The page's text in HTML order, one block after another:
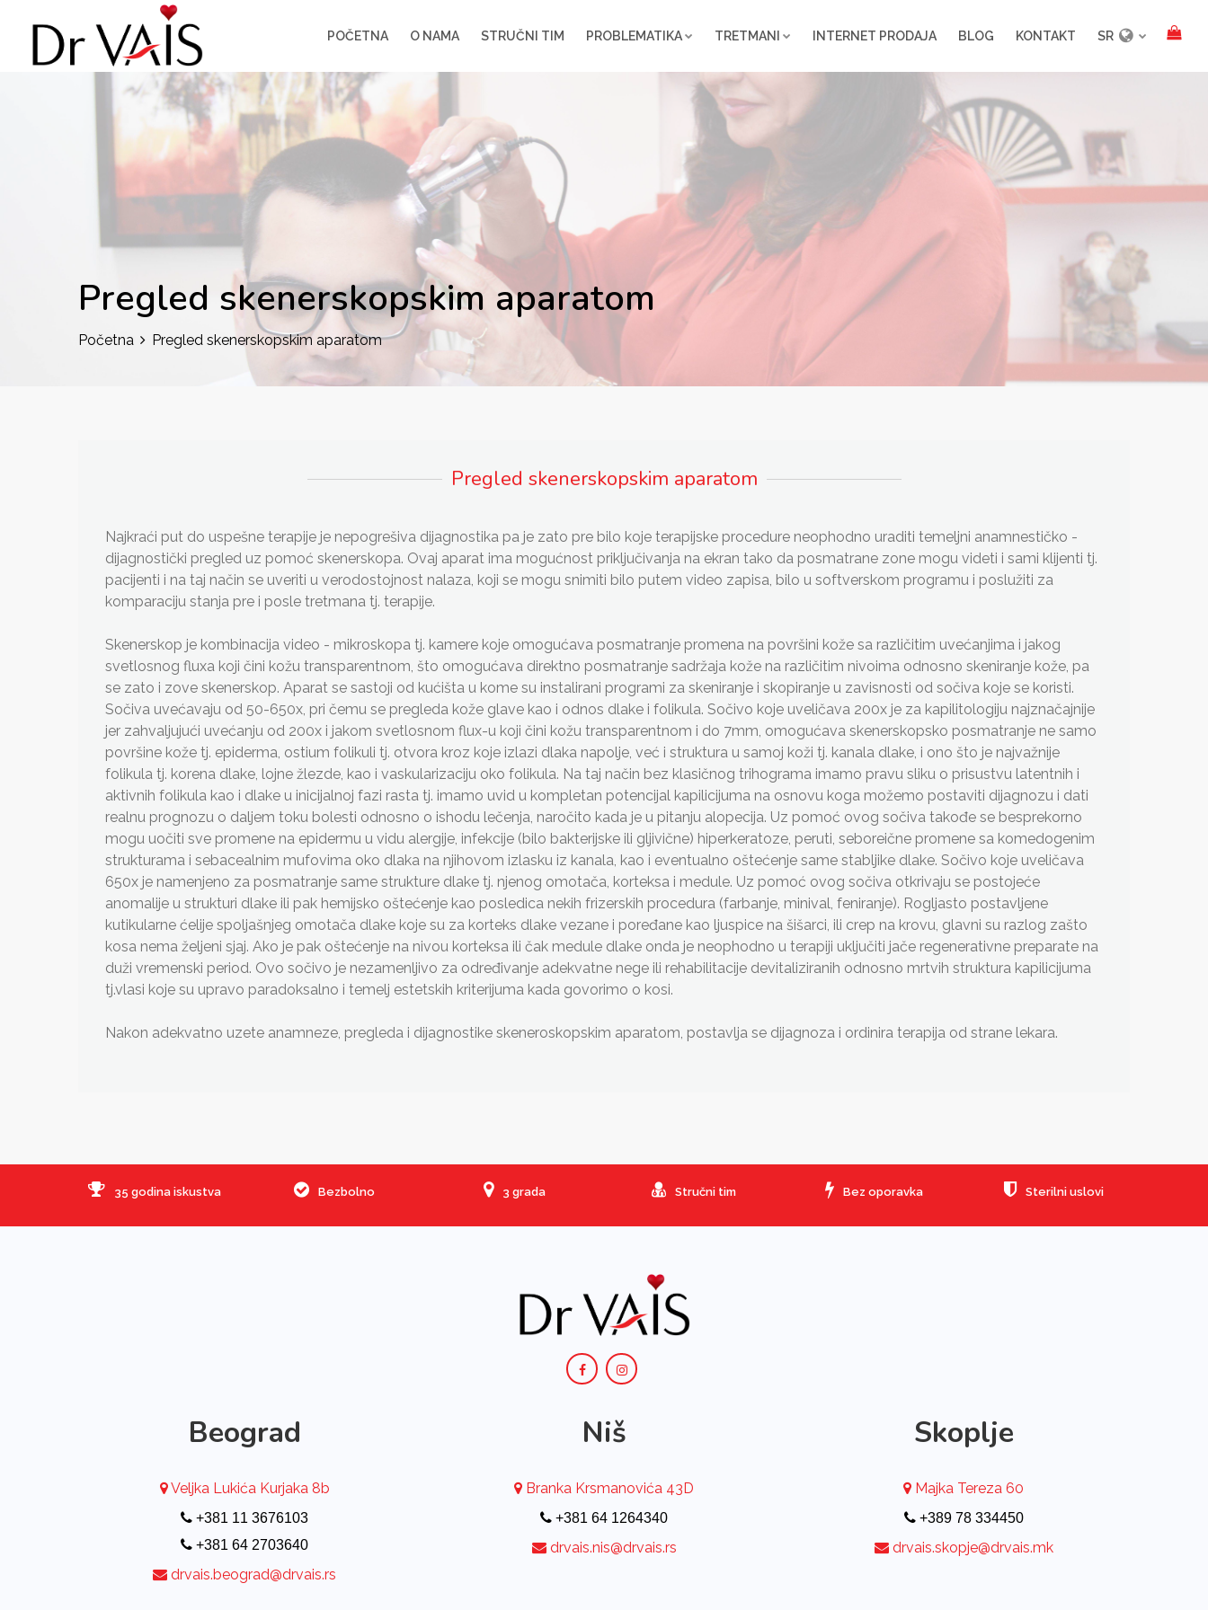
POČETNA O NAMA STRUČNI TIM PROBLEMATIKA TRETMANI INTERNET PRODAJA BLOG KONTAKT SR
Pregled skenerskopskim aparatom
Početna Pregled skenerskopskim aparatom
Pregled skenerskopskim aparatom
Najkraći put do uspešne terapije je nepogrešiva dijagnostika pa je zato pre bilo koje terapijske procedure neophodno uraditi temeljni anamnestičko -
dijagnostički pregled uz pomoć skenerskopa. Ovaj aparat ima mogućnost priključivanja na ekran tako da posmatrane zone mogu videti i sami klijenti tj.
pacijenti i na taj način se uveriti u verodostojnost nalaza, koji se mogu snimiti bilo putem video zapisa, bilo u softverskom programu i poslužiti za
komparaciju stanja pre i posle tretmana tj. terapije.
Skenerskop je kombinacija video - mikroskopa tj. kamere koje omogućava posmatranje promena na površini kože sa različitim uvećanjima i jakog
svetlosnog fluxa koji čini kožu transparentnom, što omogućava direktno posmatranje sadržaja kože na različitim nivoima odnosno skeniranje kože, pa
se zato i zove skenerskop. Aparat se sastoji od kućišta u kome su instalirani programi za skeniranje i skopiranje u zavisnosti od sočiva koje se koristi.
Sočiva uvećavaju od 50-650x, pri čemu se pregleda kože glave kao i odnos dlake i folikula. Sočivo koje uveličava 200x je za kapilitologiju najznačajnije
jer zahvaljujući uvećanju od 200x i jakom svetlosnom flux-u koji čini kožu transparentnom i do 7mm, omogućava skenerskopsko posmatranje ne samo
površine kože tj. epiderma, ostium folikuli tj. otvora kroz koje izlazi dlaka napolje, već i struktura u samoj koži tj. kanala dlake, i ono što je najvažnije
folikula tj. korena dlake, lojne žlezde, kao i vaskularizaciju oko folikula. Na taj način bez klasičnog trihograma imamo pravu sliku o prisustvu latentnih i
aktivnih folikula kao i dlake u inicijalnoj fazi rasta tj. imamo uvid u kompletan potencijal kapilicijuma na osnovu koga možemo postaviti dijagnozu i dati
realnu prognozu o daljem toku bolesti odnosno o ishodu lečenja, naročito kada je u pitanju alopecija. Uz pomoć ovog sočiva takođe se besprekorno
mogu uočiti sve promene na epidermu u vidu alergije, infekcije (bilo bakterijske ili gljivične) hiperkeratoze, peruti, seboreične promene sa komedogenim
strukturama i sebacealnim mufovima oko dlaka na njihovom izlasku iz kanala, kao i eventualno oštećenje same stabljike dlake. Sočivo koje uveličava
650x je namenjeno za posmatranje same strukture dlake tj. njenog omotača, korteksa i medule. Uz pomoć ovog sočiva otkrivaju se postojeće
anomalije u strukturi dlake ili pak hemijsko oštećenje kao posledica nekih frizerskih procedura (farbanje, minival, feniranje). Rogljasto postavljene
kutikularne ćelije spoljašnjeg omotača dlake koje su za korteks dlake vezane i poređane kao ljuspice na šišarci, ili crep na krovu, glavni su razlog zašto
kosa nema željeni sjaj. Ako je pak oštećenje na nivou korteksa ili čak medule dlake onda je neophodno u terapiji uključiti jače regenerativne preparate na
duži vremenski period. Ovo sočivo je nezamenljivo za određivanje adekvatne nege ili rehabilitacije devitaliziranih odnosno mrtvih struktura kapilicijuma
tj.vlasi koje su upravo paradoksalno i temelj estetskih kriterijuma kada govorimo o kosi.
Nakon adekvatno uzete anamneze, pregleda i dijagnostike skeneroskopskim aparatom, postavlja se dijagnoza i ordinira terapija od strane lekara.
35 godina iskustva Bezbolno 3 grada Stručni tim Bez oporavka Sterilni uslovi
Beograd
Veljka Lukića Kurjaka 8b
+381 11 3676103
+381 64 2703640
drvais.beograd@drvais.rs
Niš
Branka Krsmanovića 43D
+381 64 1264340
drvais.nis@drvais.rs
Skoplje
Majka Tereza 60
+389 78 334450
drvais.skopje@drvais.mk